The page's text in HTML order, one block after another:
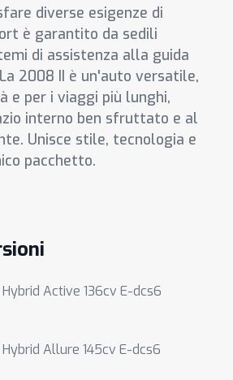
diverse esigenze di
è garantito da sedili
di assistenza alla guida
2008 II è un'auto versatile,
e per i viaggi più lunghi,
interno ben sfruttato e al
Unisce stile, tecnologia e
pacchetto.
Active 136cv E-dcs6
Allure 145cv E-dcs6